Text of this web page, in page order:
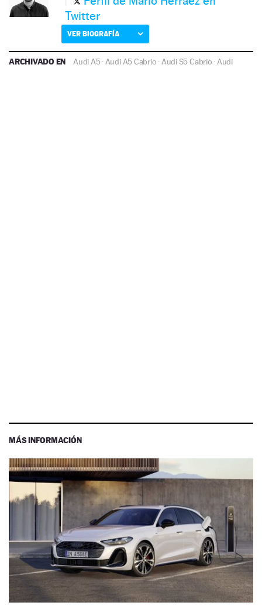
Twitter
VER BIOGRAFÍA
ARCHIVADO EN Audi A5· Audi A5 Cabrio · Audi S5 Cabrio · Audi
MÁS INFORMACIÓN